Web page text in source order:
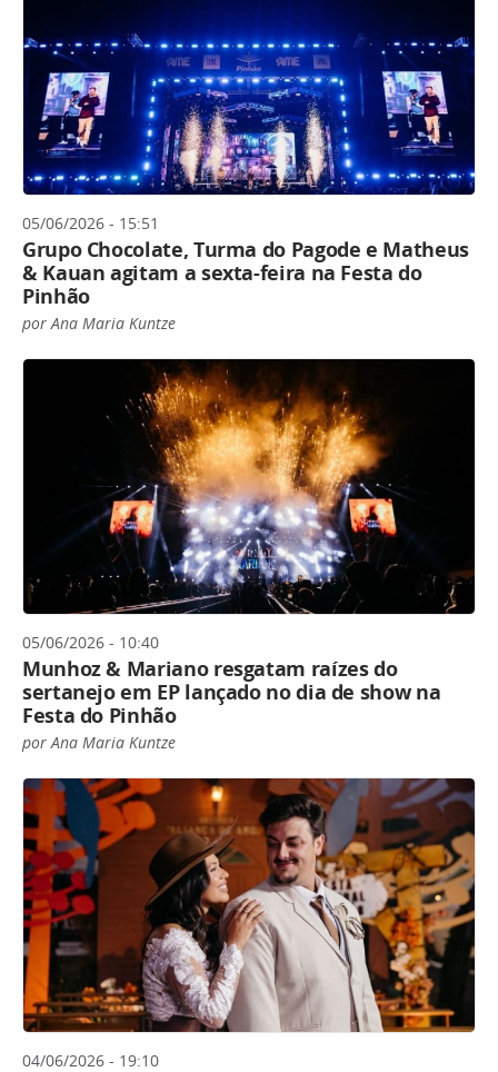
05/06/2026 - 15:51
Grupo Chocolate, Turma do Pagode e Matheus
& Kauan agitam a sexta-feira na Festa do
Pinhão
por Ana Maria Kuntze
05/06/2026 - 10:40
Munhoz & Mariano resgatam raízes do
sertanejo em EP lançado no dia de show na
Festa do Pinhão
por Ana Maria Kuntze
04/06/2026 - 19:10